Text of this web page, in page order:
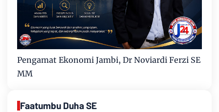
Pengamat Ekonomi Jambi, Dr Noviardi Ferzi SE
MM
Faatumbu Duha SE